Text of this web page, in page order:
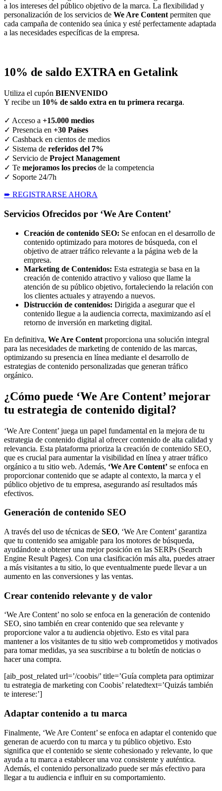
a los intereses del público objetivo de la marca. La flexibilidad y
personalización de los servicios de We Are Content permiten que
cada campaña de contenido sea única y esté perfectamente adaptada
a las necesidades específicas de la empresa.
10% de saldo EXTRA en Getalink
Utiliza el cupón BIENVENIDO
Y recibe un 10% de saldo extra en tu primera recarga.
✓ Acceso a +15.000 medios
✓ Presencia en +30 Países
✓ Cashback en cientos de medios
✓ Sistema de referidos del 7%
✓ Servicio de Project Management
✓ Te mejoramos los precios de la competencia
✓ Soporte 24/7h
➨ REGISTRARSE AHORA
Servicios Ofrecidos por ‘We Are Content’
Creación de contenido SEO: Se enfocan en el desarrollo de
contenido optimizado para motores de búsqueda, con el
objetivo de atraer tráfico relevante a la página web de la
empresa.
Marketing de Contenidos: Esta estrategia se basa en la
creación de contenido atractivo y valioso que llame la
atención de su público objetivo, fortaleciendo la relación con
los clientes actuales y atrayendo a nuevos.
Distrucción de contenidos: Dirigida a asegurar que el
contenido llegue a la audiencia correcta, maximizando así el
retorno de inversión en marketing digital.
En definitiva, We Are Content proporciona una solución integral
para las necesidades de marketing de contenido de las marcas,
optimizando su presencia en línea mediante el desarrollo de
estrategias de contenido personalizadas que generan tráfico
orgánico.
¿Cómo puede ‘We Are Content’ mejorar
tu estrategia de contenido digital?
‘We Are Content’ juega un papel fundamental en la mejora de tu
estrategia de contenido digital al ofrecer contenido de alta calidad y
relevancia. Esta plataforma prioriza la creación de contenido SEO,
que es crucial para aumentar la visibilidad en línea y atraer tráfico
orgánico a tu sitio web. Además, ‘We Are Content’ se enfoca en
proporcionar contenido que se adapte al contexto, la marca y el
público objetivo de tu empresa, asegurando así resultados más
efectivos.
Generación de contenido SEO
A través del uso de técnicas de SEO, ‘We Are Content’ garantiza
que tu contenido sea amigable para los motores de búsqueda,
ayudándote a obtener una mejor posición en las SERPs (Search
Engine Result Pages). Con una clasificación más alta, puedes atraer
a más visitantes a tu sitio, lo que eventualmente puede llevar a un
aumento en las conversiones y las ventas.
Crear contenido relevante y de valor
‘We Are Content’ no solo se enfoca en la generación de contenido
SEO, sino también en crear contenido que sea relevante y
proporcione valor a tu audiencia objetivo. Esto es vital para
mantener a los visitantes de tu sitio web comprometidos y motivados
para tomar medidas, ya sea suscribirse a tu boletín de noticias o
hacer una compra.
[aib_post_related url=’/coobis/’ title=’Guía completa para optimizar
tu estrategia de marketing con Coobis’ relatedtext=’Quizás también
te interese:’]
Adaptar contenido a tu marca
Finalmente, ‘We Are Content’ se enfoca en adaptar el contenido que
generan de acuerdo con tu marca y tu público objetivo. Esto
significa que el contenido se siente cohesionado y relevante, lo que
ayuda a tu marca a establecer una voz consistente y auténtica.
Además, el contenido personalizado puede ser más efectivo para
llegar a tu audiencia e influir en su comportamiento.